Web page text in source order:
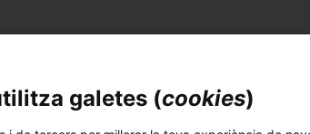
galetes (cookies)